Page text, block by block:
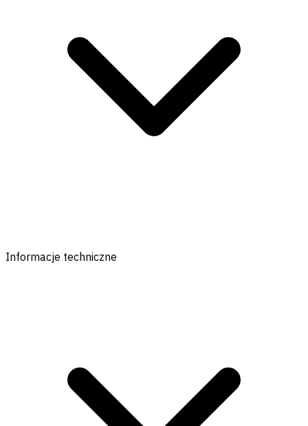
Informacje techniczne